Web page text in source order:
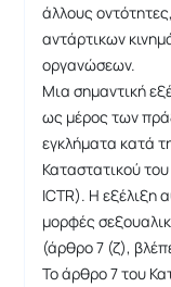
άλλους
αντάρτικων
οργανώσεων.
Μια σημαντική
ως μέρος των
εγκλήματα κατά
Καταστατικού
ICTR). Η εξέλιξη
μορφές
(άρθρο 7 (ζ),
Το άρθρο 7 του